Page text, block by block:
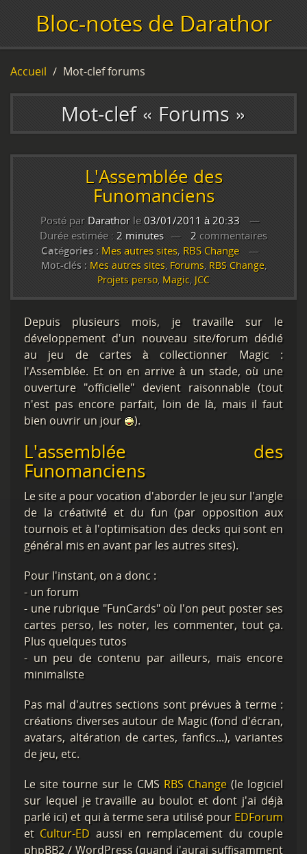
Bloc-notes de Darathor
Accueil Mot-clef forums
Mot-clef « Forums »
L'Assemblée des
Funomanciens
Posté par Darathorle03/01/2011 à 20:33
Durée estimée : 2 minutes 2 commentaires
Catégories : Mes autres sites, RBS Change
Mot-clés : Mes autres sites, Forums, RBS Change,
Projets perso, Magic, JCC
Depuis plusieurs mois, je travaille sur le
développement d'un nouveau site/forum dédié
au jeu de cartes à collectionner Magic :
l'Assemblée. Et on en arrive à un stade, où une
ouverture "officielle" devient raisonnable (tout
n'est pas encore parfait, loin de là, mais il faut
bien ouvrir un jour
).
L'assemblée des
Funomanciens
Le site a pour vocation d'aborder le jeu sur l'angle
de la créativité et du fun (par opposition aux
tournois et à l'optimisation des decks qui sont en
général mis en avant par les autres sites).
Pour l'instant, on a donc :
- un forum
- une rubrique "FunCards" où l'on peut poster ses
cartes perso, les noter, les commenter, tout ça.
Plus quelques tutos
- un peu de contenu par ailleurs, mais encore
minimaliste
Pas mal d'autres sections sont prévues à terme :
créations diverses autour de Magic (fond d'écran,
avatars, altération de cartes, fanfics...), variantes
de jeu, etc.
Le site tourne sur le CMS RBS Change(le logiciel
sur lequel je travaille au boulot et dont j'ai déjà
parlé ici) et qui à terme sera utilisé pour EDForum
et Cultur-ED aussi en remplacement du couple
phpBB2 / WordPress (quand j'aurai suffisamment